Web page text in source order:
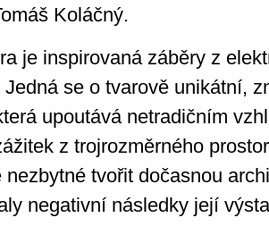
Koláčný.
je inspirovaná záběry z
se o tvarově unikátní,
upoutává netradičním
z trojrozměrného
nezbytné tvořit dočasnou
negativní následky její